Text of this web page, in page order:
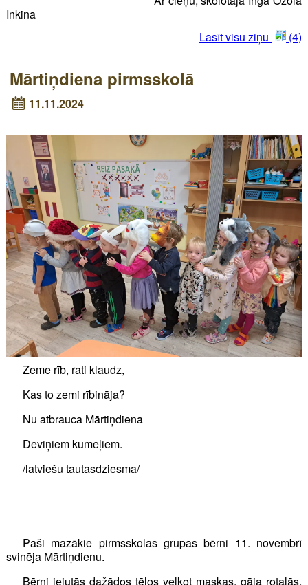
Inkina
Lasīt visu ziņu
(4)
Mārtiņdiena pirmsskolā
11.11.2024
Zeme rīb, rati klaudz,
Kas to zemi rībināja?
Nu atbrauca Mārtiņdiena
Deviņiem kumeļiem.
/latviešu tautasdziesma/
Paši mazākie pirmsskolas grupas bērni 11. novembrī
svinēja Mārtiņdienu.
Bērni iejutās dažādos tēlos velkot maskas, gāja rotaļās,